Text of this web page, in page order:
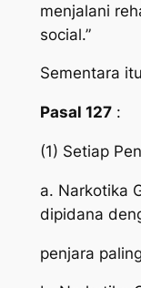
menjalani
social.”
Sementara
Pasal 127:
(1) Setiap
a. Narkotika
dipidana
penjara